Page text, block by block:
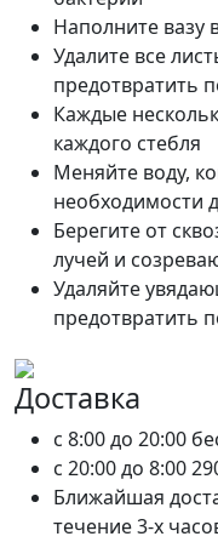
Наполните вазу
Удалите все
предотвратить
Каждые
каждого стебля
Меняйте воду,
необходимости
Берегите от
лучей и
Удаляйте
предотвратить
Доставка
c 8:00 до 20:00
c 20:00 до 8:00
Ближайшая
течение 3-х